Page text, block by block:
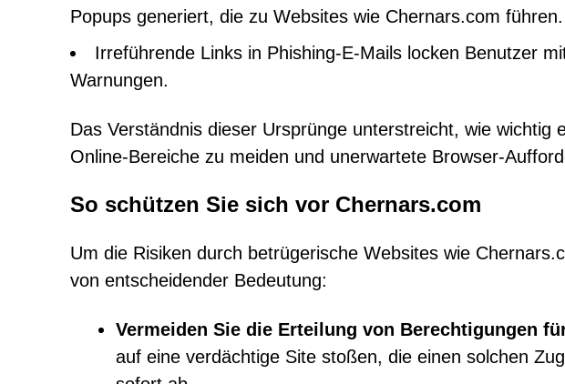
Popups generiert, die zu Websites wie Chernars.com führen.
Irreführende Links in Phishing-E-Mails locken Benutzer
Warnungen.
Das Verständnis dieser Ursprünge unterstreicht, wie wichtig
Online-Bereiche zu meiden und unerwartete Browser-
So schützen Sie sich vor Chernars.com
Um die Risiken durch betrügerische Websites wie
von entscheidender Bedeutung:
Vermeiden Sie die Erteilung von Berechtigungen
auf eine verdächtige Site stoßen, die einen solchen